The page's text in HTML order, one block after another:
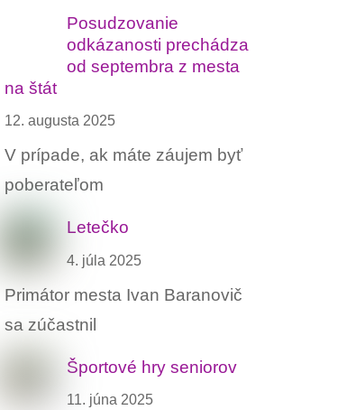
Posudzovanie
odkázanosti prechádza
od septembra z mesta
na štát
12. augusta 2025
V prípade, ak máte záujem byť
poberateľom
Letečko
4. júla 2025
Primátor mesta Ivan Baranovič
sa zúčastnil
Športové hry seniorov
11. júna 2025